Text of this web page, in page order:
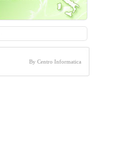
By Centro Informatica